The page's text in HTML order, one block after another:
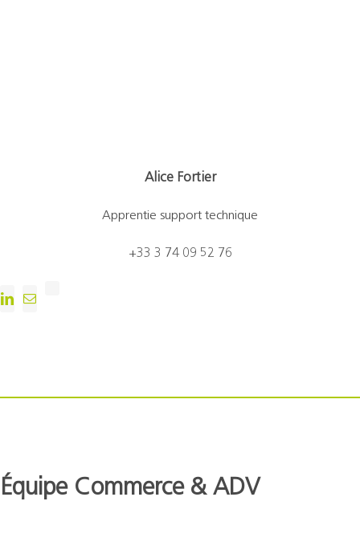
Alice Fortier
Apprentie support technique
+33 3 74 09 52 76
Équipe Commerce & ADV